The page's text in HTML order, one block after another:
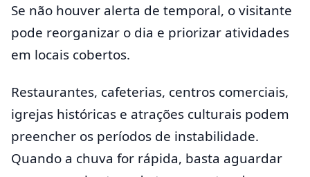
Se não houver alerta de temporal, o visitante
pode reorganizar o dia e priorizar atividades
em locais cobertos.
Restaurantes, cafeterias, centros comerciais,
igrejas históricas e atrações culturais podem
preencher os períodos de instabilidade.
Quando a chuva for rápida, basta aguardar